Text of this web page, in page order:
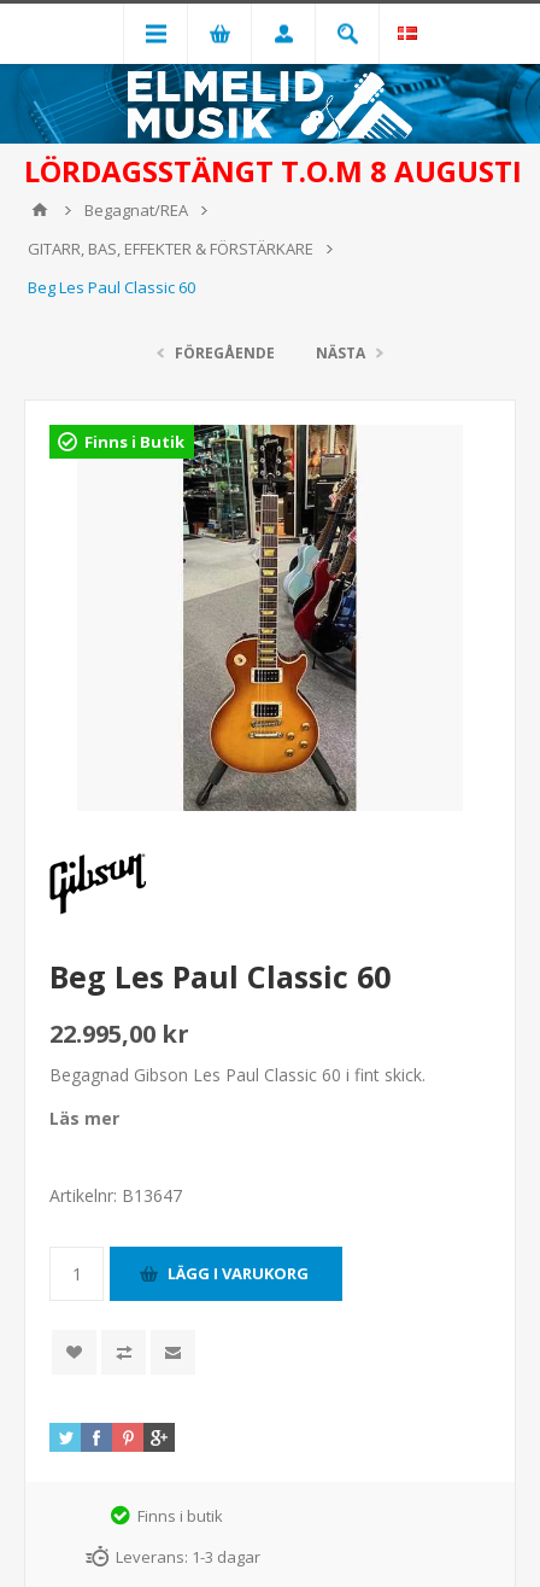
LÖRDAGSSTÄNGT T.O.M 8 AUGUSTI
Begagnat/REA
GITARR, BAS, EFFEKTER & FÖRSTÄRKARE
Beg Les Paul Classic 60
FÖREGÅENDE NÄSTA
Finns i Butik
Beg Les Paul Classic 60
22.995,00 kr
Begagnad Gibson Les Paul Classic 60 i fint skick.
Läs mer
Artikelnr: B13647
Finns i butik
Leverans: 1-3 dagar